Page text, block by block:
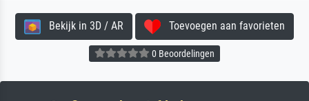
Bekijk in 3D / AR Toevoegen aan favorieten
0 Beoordelingen